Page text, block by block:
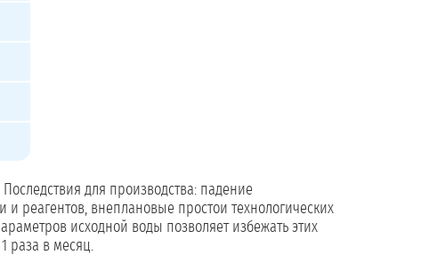
для производства: падение
и реагентов, внеплановые простои технологических
исходной воды позволяет избежать этих
раза в месяц.